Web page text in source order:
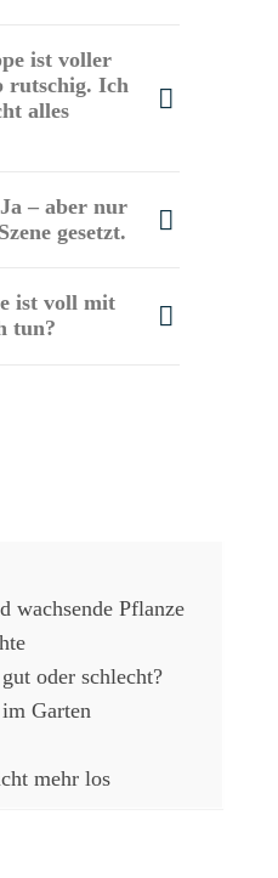
ist voller
rutschig. Ich
alles
– aber nur
gesetzt.
ist voll mit
tun?
wachsende Pflanze
oder schlecht?
Garten
mehr los